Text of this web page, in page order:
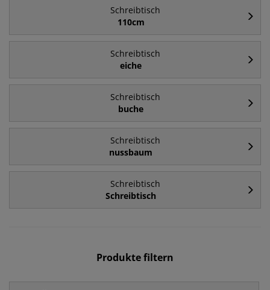
Schreibtisch
110cm
Schreibtisch
eiche
Schreibtisch
buche
Schreibtisch
nussbaum
Schreibtisch
Schreibtisch
Produkte filtern